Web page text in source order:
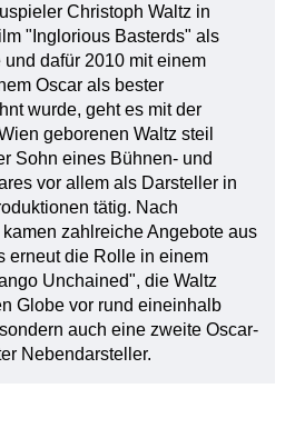
Christoph Waltz in
"Inglorious Basterds" als
dafür 2010 mit einem
Oscar als bester
wurde, geht es mit der
geborenen Waltz steil
Sohn eines Bühnen- und
vor allem als Darsteller in
tätig. Nach
zahlreiche Angebote aus
erneut die Rolle in einem
Unchained", die Waltz
Globe vor rund eineinhalb
auch eine zweite Oscar-
Nebendarsteller.